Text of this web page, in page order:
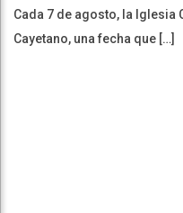
Cada 7 de agosto, la Iglesia
Cayetano, una fecha que […]